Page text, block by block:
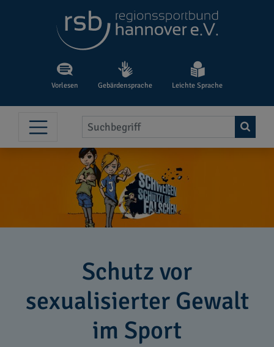
Vorlesen Gebärdensprache Leichte Sprache
Schutz vor
sexualisierter Gewalt
im Sport